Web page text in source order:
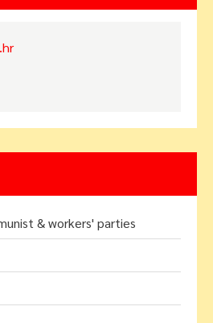
& workers' parties